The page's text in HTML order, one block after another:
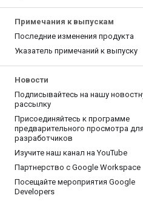
Примечания к выпускам
Последние изменения продукта
Указатель примечаний к выпуску
Новости
Подписывайтесь на нашу
рассылку
Присоединяйтесь к программе
предварительного просмотра для
разработчиков
Изучите наш канал на YouTube
Партнерство с Google Workspace
Посещайте мероприятия Google
Developers